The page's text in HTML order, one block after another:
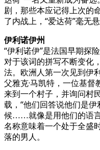
剧，那些本应记得上次的
了内战上，“爱达荷”毫无
伊利诺伊州
“伊利诺伊”是法国早期探
对于该词的拼写不断变化
法。欧洲人第一次见到伊
父雅克·马凯特，一位基
来到一个村子，并询问村
载，“他们回答说他们是
候……就像是用他们的语言
名称意味着一个处于全盛
落的男人。